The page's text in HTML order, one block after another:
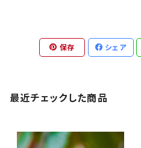
保存 シェア
最近チェックした商品